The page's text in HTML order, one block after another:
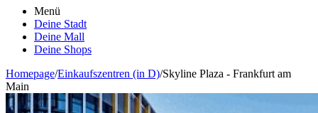
Menü
Deine Stadt
Deine Mall
Deine Shops
Homepage/Einkaufszentren (in D)/Skyline Plaza - Frankfurt am
Main